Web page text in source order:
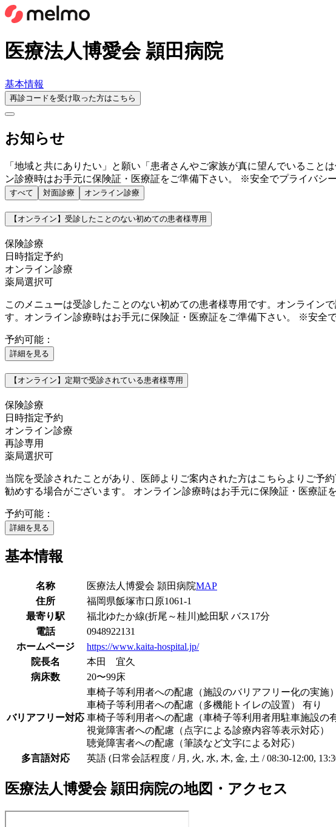
医療法人博愛会 頴田病院
基本情報
再診コードを受け取った方はこちら
お知らせ
「地域と共にありたい」と願い「患者さんやご家族が真に望んでいるこ
ン診療時はお手元に保険証・医療証をご準備下さい。 ※安全でプライバシ
すべて 対面診療 オンライン診療
【オンライン】受診したことのない初めての患者様専用
保険診療
日時指定予約
オンライン診療
薬局選択可
このメニューは受診したことのない初めての患者様専用です。オンライン
す。オンライン診療時はお手元に保険証・医療証をご準備下さい。 ※安全
予約可能：
詳細を見る
【オンライン】定期で受診されている患者様専用
保険診療
日時指定予約
オンライン診療
再診専用
薬局選択可
当院を受診されたことがあり、医師よりご案内された方はこちらよりご予
勧めする場合がございます。 オンライン診療時はお手元に保険証・医療
予約可能：
詳細を見る
基本情報
名称 医療法人博愛会 頴田病院MAP
住所
福岡県飯塚市口原1061-1
最寄り駅
福北ゆたか線(折尾～桂川)鯰田駅 バス17分
電話
0948922131
ホームページ
https://www.kaita-hospital.jp/
院長名
本田 宜久
病床数
20〜99床
バリアフリー対応
車椅子等利用者への配慮（施設のバリアフリー化の実施
車椅子等利用者への配慮（多機能トイレの設置） 有り
車椅子等利用者への配慮（車椅子等利用者用駐車施設の
視覚障害者への配慮（点字による診療内容等表示対応）
聴覚障害者への配慮（筆談など文字による対応）
多言語対応
英語 (日常会話程度 / 月, 火, 水, 木, 金, 土 / 08:30-12:00,
医療法人博愛会 頴田病院の地図・アクセス